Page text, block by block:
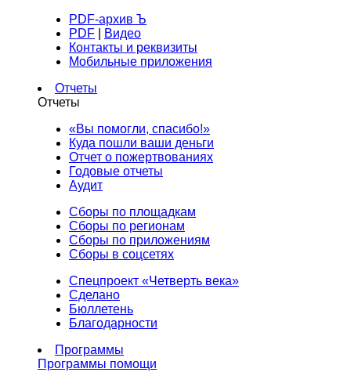
PDF-архив Ъ
PDF
Видео
Контакты и реквизиты
Мобильные приложения
Отчеты
Отчеты
«Вы помогли, спасибо!»
Куда пошли ваши деньги
Отчет о пожертвованиях
Годовые отчеты
Аудит
Сборы по площадкам
Сборы по регионам
Сборы по приложениям
Сборы в соцсетях
Спецпроект «Четверть века»
Сделано
Бюллетень
Благодарности
Программы
Программы помощи